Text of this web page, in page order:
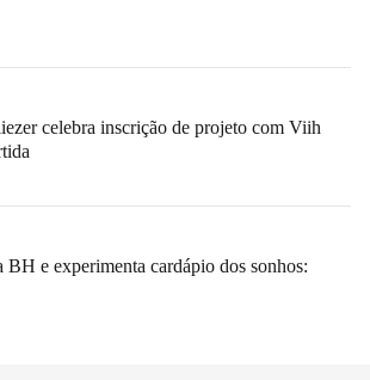
celebra inscrição de projeto com Viih
BH e experimenta cardápio dos sonhos: